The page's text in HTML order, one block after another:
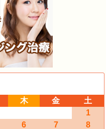
木 金
土
1
6 7
8